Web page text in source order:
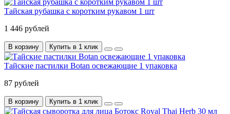
Тайская рубашка с коротким рукавом 1 шт
1 446 рублей
В корзину Купить в 1 клик
Тайские пастилки Botan освежающие 1 упаковка
87 рублей
В корзину Купить в 1 клик